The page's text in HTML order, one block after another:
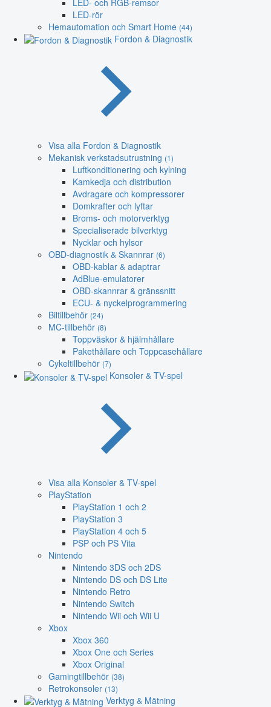
LED-rör
Hemautomation och Smart Home (44)
Fordon & Diagnostik
Visa alla Fordon & Diagnostik
Mekanisk verkstadsutrustning (1)
Luftkonditionering och kylning
Kamkedja och distribution
Avdragare och kompressorer
Domkrafter och lyftar
Broms- och motorverktyg
Specialiserade bilverktyg
Nycklar och hylsor
OBD-diagnostik & Skannrar (6)
OBD-kablar & adaptrar
AdBlue-emulatorer
OBD-skannrar & gränssnitt
ECU- & nyckelprogrammering
Biltillbehör (24)
MC-tillbehör (8)
Toppväskor & hjälmhållare
Pakethållare och Toppcasehållare
Cykeltillbehör (7)
Konsoler & TV-spel
Visa alla Konsoler & TV-spel
PlayStation
PlayStation 1 och 2
PlayStation 3
PlayStation 4 och 5
PSP och PS Vita
Nintendo
Nintendo 3DS och 2DS
Nintendo DS och DS Lite
Nintendo Retro
Nintendo Switch
Nintendo Wii och Wii U
Xbox
Xbox 360
Xbox One och Series
Xbox Original
Gamingtillbehör (38)
Retrokonsoler (13)
Verktyg & Mätning